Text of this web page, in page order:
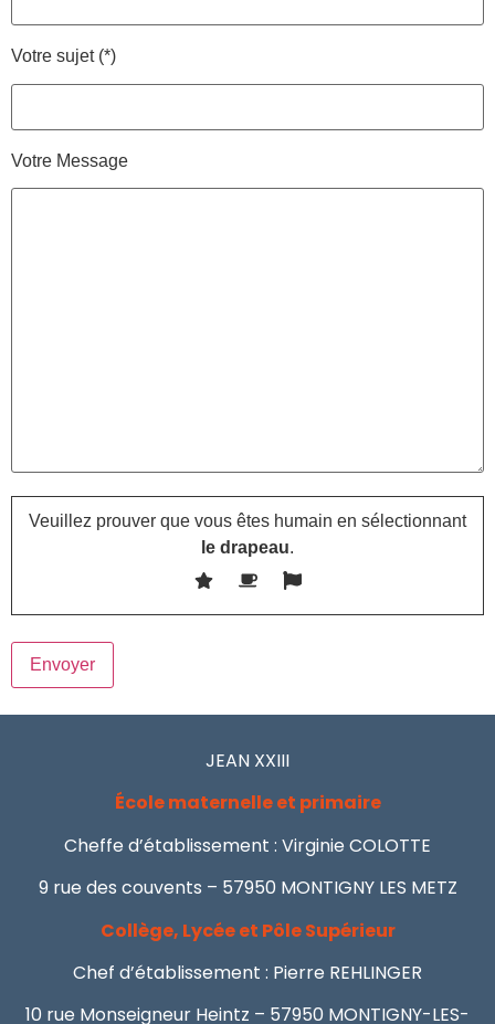
Votre sujet (*)
Votre Message
Veuillez prouver que vous êtes humain en sélectionnant
le drapeau.
JEAN XXIII
École maternelle et primaire
Cheffe d’établissement : Virginie COLOTTE
9 rue des couvents – 57950 MONTIGNY LES METZ
Collège, Lycée et Pôle Supérieur
Chef d’établissement : Pierre REHLINGER
10 rue Monseigneur Heintz – 57950 MONTIGNY-LES-